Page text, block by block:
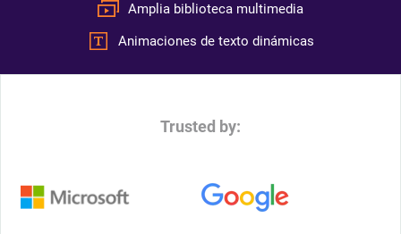
Amplia biblioteca multimedia
Animaciones de texto dinámicas
Trusted by: